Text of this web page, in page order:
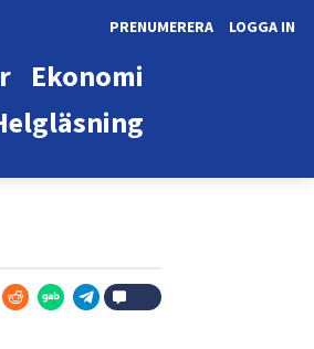
LOGGA IN
PRENUMERERA
Ekonomi